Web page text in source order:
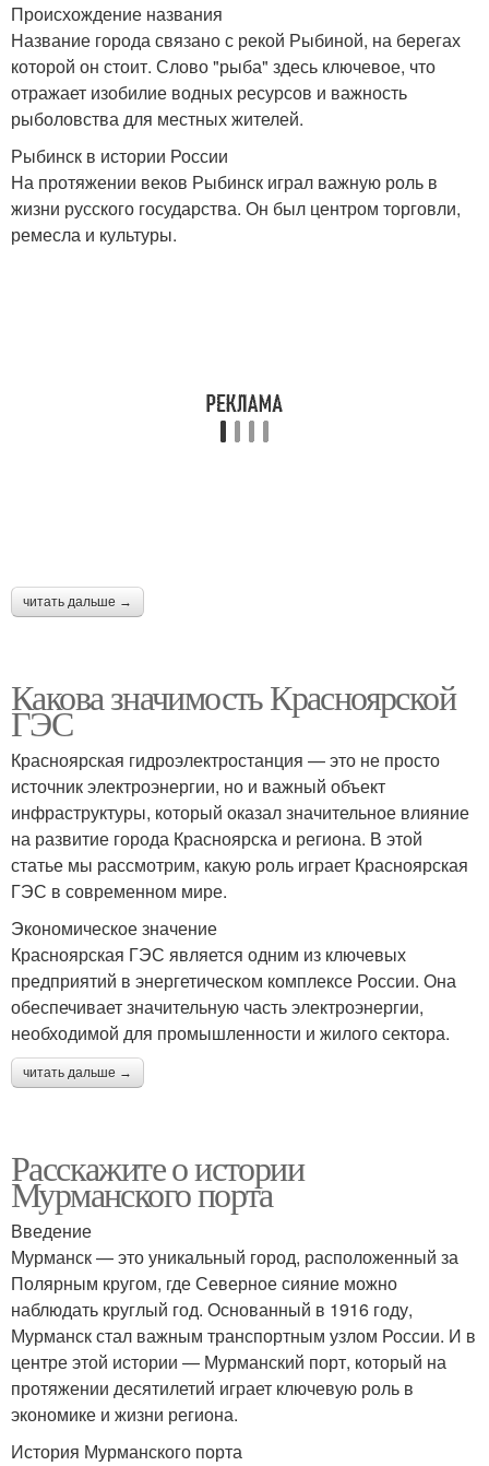
Происхождение названия
Название города связано с рекой Рыбиной, на берегах
которой он стоит. Слово "рыба" здесь ключевое, что
отражает изобилие водных ресурсов и важность
рыболовства для местных жителей.
Рыбинск в истории России
На протяжении веков Рыбинск играл важную роль в
жизни русского государства. Он был центром торговли,
ремесла и культуры.
читать дальше →
Какова значимость Красноярской
ГЭС
Красноярская гидроэлектростанция — это не просто
источник электроэнергии, но и важный объект
инфраструктуры, который оказал значительное влияние
на развитие города Красноярска и региона. В этой
статье мы рассмотрим, какую роль играет Красноярская
ГЭС в современном мире.
Экономическое значение
Красноярская ГЭС является одним из ключевых
предприятий в энергетическом комплексе России. Она
обеспечивает значительную часть электроэнергии,
необходимой для промышленности и жилого сектора.
читать дальше →
Расскажите о истории
Мурманского порта
Введение
Мурманск — это уникальный город, расположенный за
Полярным кругом, где Северное сияние можно
наблюдать круглый год. Основанный в 1916 году,
Мурманск стал важным транспортным узлом России. И в
центре этой истории — Мурманский порт, который на
протяжении десятилетий играет ключевую роль в
экономике и жизни региона.
История Мурманского порта